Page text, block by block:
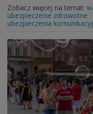
Zobacz więcej na temat:
ubezpieczenie zdrowotne
ubezpieczenia